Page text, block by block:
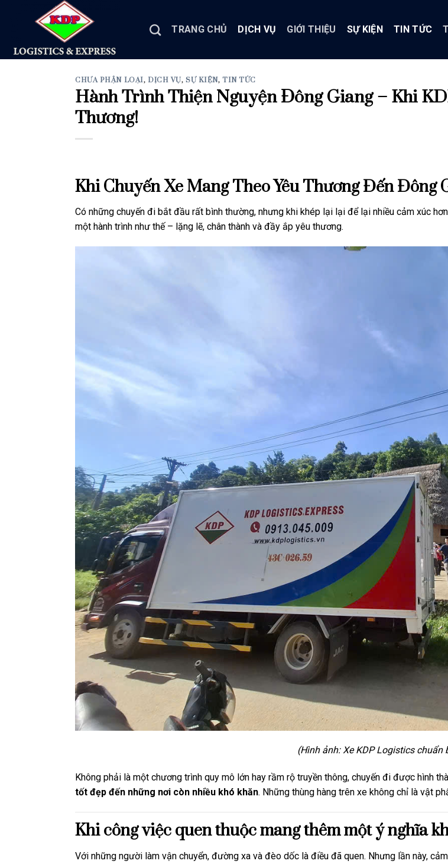
TRANG CHỦ DỊCH VỤ GIỚI THIỆU SỰ KIỆN TIN TỨC
CHƯA PHẬN LOẠI, DỊCH VỤ,SỰ KIỆN,TIN TỨC
Hành Trình Thiện Nguyện Đông Giang – Khi
Thương!
Khi Chuyến Xe Mang Theo Yêu Thương Đến Đông
Có những chuyến đi bắt đầu rất bình thường, nhưng khi khép lại lại để lại nhiều cảm xúc
một hành trình như thế – lặng lẽ, chân thành và đầy ắp yêu thương.
(Hình ảnh: Xe KDP Logistics chuẩn bị hàng hóa
Không phải là một chương trình quy mô lớn hay rầm rộ truyền thông, chuyến đi được hình
tốt đẹp đến những nơi còn nhiều khó khăn. Những thùng hàng trên xe không chỉ là vật
Khi công việc quen thuộc mang thêm một ý nghĩa
Với những người làm vận chuyển, đường xa và đèo dốc là điều đã quen. Nhưng lần này,